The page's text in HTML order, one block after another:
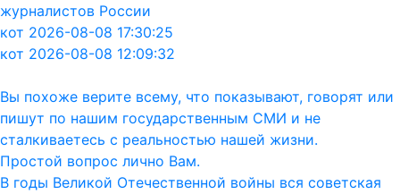
журналистов России
кот 2026-08-08 17:30:25
кот 2026-08-08 12:09:32
Вы похоже верите всему, что показывают, говорят или
пишут по нашим государственным СМИ и не
сталкиваетесь с реальностью нашей жизни.
Простой вопрос лично Вам.
В годы Великой Отечественной войны вся советская